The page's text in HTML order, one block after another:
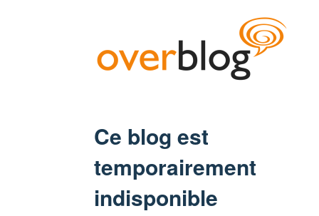
Ce blog est
temporairement
indisponible